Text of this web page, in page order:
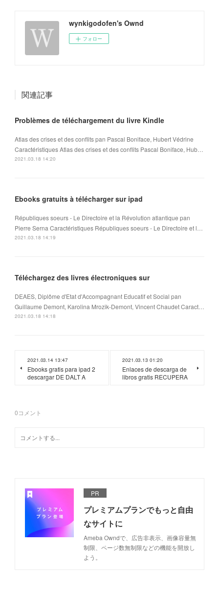
wynkigodofen's Ownd
フォロー
関連記事
Problèmes de téléchargement du livre Kindle
Atlas des crises et des conflits pan Pascal Boniface, Hubert Védrine
Caractéristiques Atlas des crises et des conflits Pascal Boniface, Hub…
2021.03.18 14:20
Ebooks gratuits à télécharger sur ipad
Républiques soeurs - Le Directoire et la Révolution atlantique pan
Pierre Serna Caractéristiques Républiques soeurs - Le Directoire et l…
2021.03.18 14:19
Téléchargez des livres électroniques sur
DEAES, Diplôme d'Etat d'Accompagnant Educatif et Social pan
Guillaume Demont, Karolina Mrozik-Demont, Vincent Chaudet Caract…
2021.03.18 14:18
2021.03.14 13:47
Ebooks gratis para ipad 2
descargar DE DALT A
2021.03.13 01:20
Enlaces de descarga de
libros gratis RECUPERA
0コメント
PR
プレミアムプランでもっと自由
なサイトに
Ameba Owndで、広告非表示、画像容量無
制限、ページ数無制限などの機能を開放し
よう。